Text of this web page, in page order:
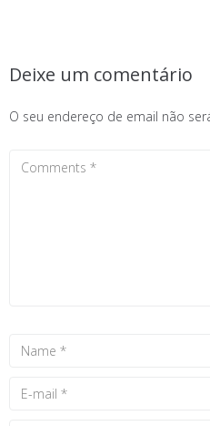
Deixe um comentário
O seu endereço de email não